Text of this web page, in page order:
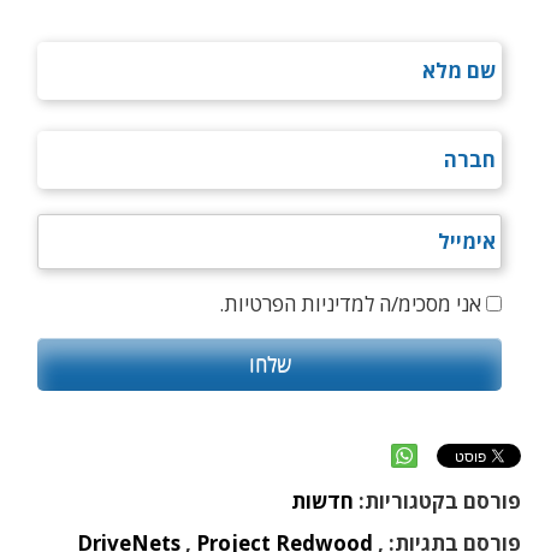
אני מסכימ/ה למדיניות הפרטיות.
פורסם בקטגוריות: חדשות
פורסם בתגיות:
DriveNets , Project Redwood ,